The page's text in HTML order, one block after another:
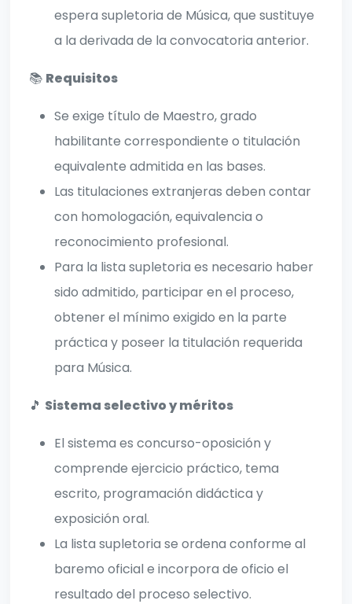
espera supletoria de Música, que sustituye
a la derivada de la convocatoria anterior.
📚 Requisitos
Se exige título de Maestro, grado
habilitante correspondiente o titulación
equivalente admitida en las bases.
Las titulaciones extranjeras deben contar
con homologación, equivalencia o
reconocimiento profesional.
Para la lista supletoria es necesario haber
sido admitido, participar en el proceso,
obtener el mínimo exigido en la parte
práctica y poseer la titulación requerida
para Música.
🎵 Sistema selectivo y méritos
El sistema es concurso-oposición y
comprende ejercicio práctico, tema
escrito, programación didáctica y
exposición oral.
La lista supletoria se ordena conforme al
baremo oficial e incorpora de oficio el
resultado del proceso selectivo.